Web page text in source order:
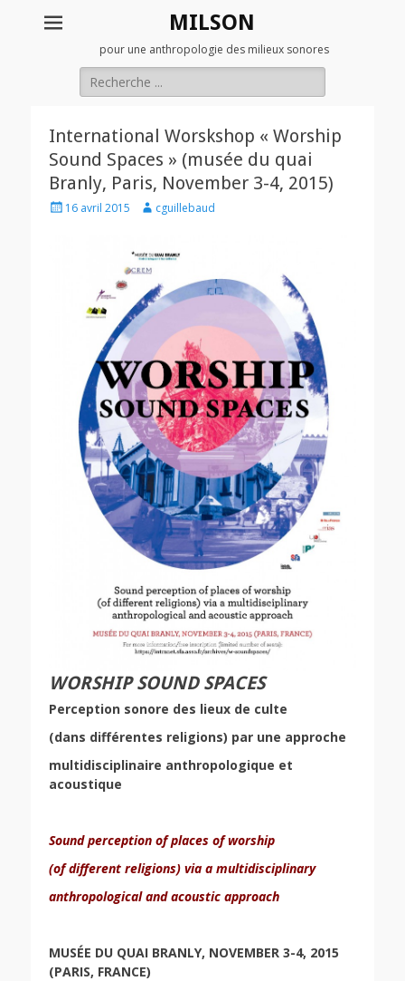
MILSON
pour une anthropologie des milieux sonores
Rechercher :
International Worskshop « Worship
Sound Spaces » (musée du quai
Branly, Paris, November 3-4, 2015)
Posted16 avril 2015 Authorcguillebaud
WORSHIP SOUND SPACES
Perception sonore des lieux de culte
(dans différentes religions) par une approche
multidisciplinaire anthropologique et
acoustique
Sound perception of places of worship
(of different religions) via a multidisciplinary
anthropological and acoustic approach
MUSÉE DU QUAI BRANLY, NOVEMBER 3-4, 2015
(PARIS, FRANCE)